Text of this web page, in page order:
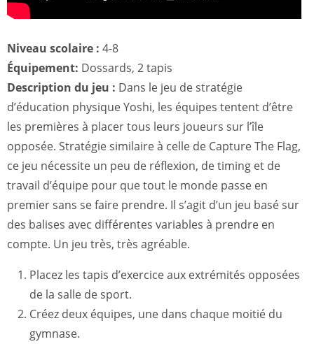
Niveau scolaire : 4-8
Équipement: Dossards, 2 tapis
Description du jeu : Dans le jeu de stratégie
d’éducation physique Yoshi, les équipes tentent d’être
les premières à placer tous leurs joueurs sur l’île
opposée. Stratégie similaire à celle de Capture The Flag,
ce jeu nécessite un peu de réflexion, de timing et de
travail d’équipe pour que tout le monde passe en
premier sans se faire prendre. Il s’agit d’un jeu basé sur
des balises avec différentes variables à prendre en
compte. Un jeu très, très agréable.
Placez les tapis d’exercice aux extrémités opposées
de la salle de sport.
Créez deux équipes, une dans chaque moitié du
gymnase.